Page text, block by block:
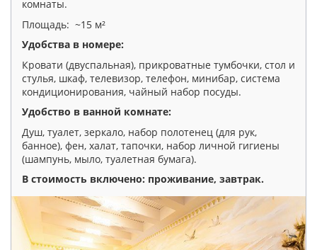
комнаты.
Площадь: ~15 м²
Удобства в номере:
Кровати (двуспальная), прикроватные тумбочки, стол и
стулья, шкаф, телевизор, телефон, минибар, система
кондиционирования, чайный набор посуды.
Удобство в ванной комнате:
Душ, туалет, зеркало, набор полотенец (для рук,
банное), фен, халат, тапочки, набор личной гигиены
(шампунь, мыло, туалетная бумага).
В стоимость включено: проживание, завтрак.